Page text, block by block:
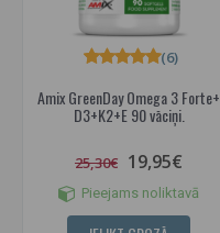
Amix GreenDay Omega 3 Forte+
D3+K2+E 90 vāciņi.
(6)
25,30€ 19,95€
Pieejams noliktavā